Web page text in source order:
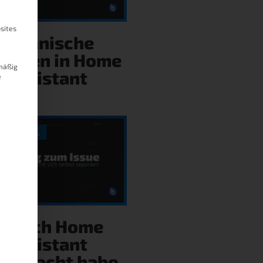
Technische
in Home
Assistant
Wie ich Home
Assistant